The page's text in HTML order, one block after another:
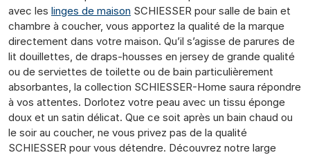
avec les linges de maison SCHIESSER pour salle de bain et
chambre à coucher, vous apportez la qualité de la marque
directement dans votre maison. Qu’il s’agisse de parures de
lit douillettes, de draps-housses en jersey de grande qualité
ou de serviettes de toilette ou de bain particulièrement
absorbantes, la collection SCHIESSER-Home saura répondre
à vos attentes. Dorlotez votre peau avec un tissu éponge
doux et un satin délicat. Que ce soit après un bain chaud ou
le soir au coucher, ne vous privez pas de la qualité
SCHIESSER pour vous détendre. Découvrez notre large